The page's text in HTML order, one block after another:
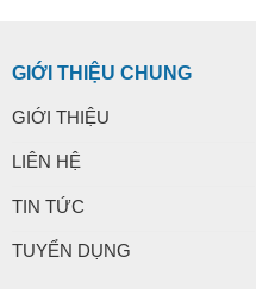
GIỚI THIỆU CHUNG
GIỚI THIỆU
LIÊN HỆ
TIN TỨC
TUYỂN DỤNG